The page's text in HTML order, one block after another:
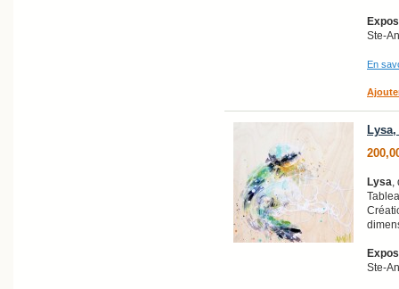
Ste-
En
Lysa,
Ste-